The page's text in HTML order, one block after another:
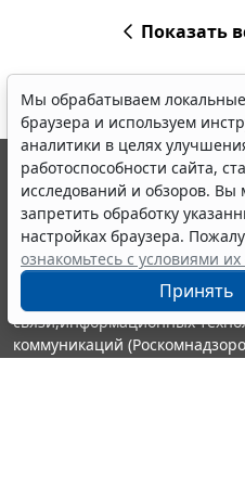
Показать
Мы обрабатываем
браузера и используем
аналитики в целях
работоспособности сайта,
исследований и обзоров. Вы
запретить обработку
настройках браузера.
ознакомьтесь с условиями
Принять
© ООО "НПП "ГАРАНТ-
выпускается с 1990 года.
являются участниками
информации ГАРАНТ.
Портал ГАРАНТ.РУ
издания Федеральной
связи,информационных
коммуникаций